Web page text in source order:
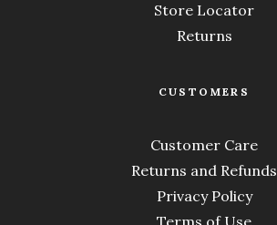
Store Locator
Returns
CUSTOMERS
Customer Care
Returns and Refunds
Privacy Policy
Terms of Use